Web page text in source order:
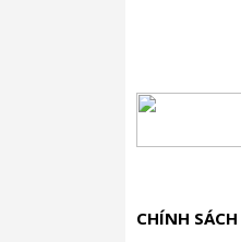
CHÍNH